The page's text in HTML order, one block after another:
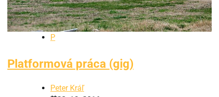
P
Platformová práca (gig)
Peter Kráľ